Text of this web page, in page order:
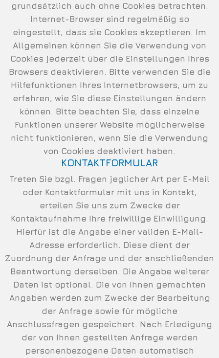
grundsätzlich auch ohne Cookies betrachten.
Internet-Browser sind regelmäßig so
eingestellt, dass sie Cookies akzeptieren. Im
Allgemeinen können Sie die Verwendung von
Cookies jederzeit über die Einstellungen Ihres
Browsers deaktivieren. Bitte verwenden Sie die
Hilfefunktionen Ihres Internetbrowsers, um zu
erfahren, wie Sie diese Einstellungen ändern
können. Bitte beachten Sie, dass einzelne
Funktionen unserer Website möglicherweise
nicht funktionieren, wenn Sie die Verwendung
von Cookies deaktiviert haben.
KONTAKTFORMULAR
Treten Sie bzgl. Fragen jeglicher Art per E-Mail
oder Kontaktformular mit uns in Kontakt,
erteilen Sie uns zum Zwecke der
Kontaktaufnahme Ihre freiwillige Einwilligung.
Hierfür ist die Angabe einer validen E-Mail-
Adresse erforderlich. Diese dient der
Zuordnung der Anfrage und der anschließenden
Beantwortung derselben. Die Angabe weiterer
Daten ist optional. Die von Ihnen gemachten
Angaben werden zum Zwecke der Bearbeitung
der Anfrage sowie für mögliche
Anschlussfragen gespeichert. Nach Erledigung
der von Ihnen gestellten Anfrage werden
personenbezogene Daten automatisch